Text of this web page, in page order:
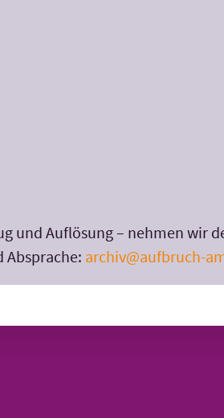
und Auflösung – nehmen wir
archiv@aufbruch-